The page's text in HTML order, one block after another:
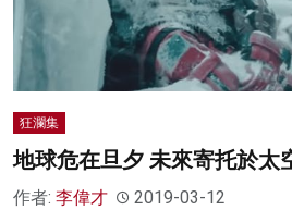
狂瀾集
地球危在旦夕 未來寄托於太
作者: 李偉才 2019-03-12